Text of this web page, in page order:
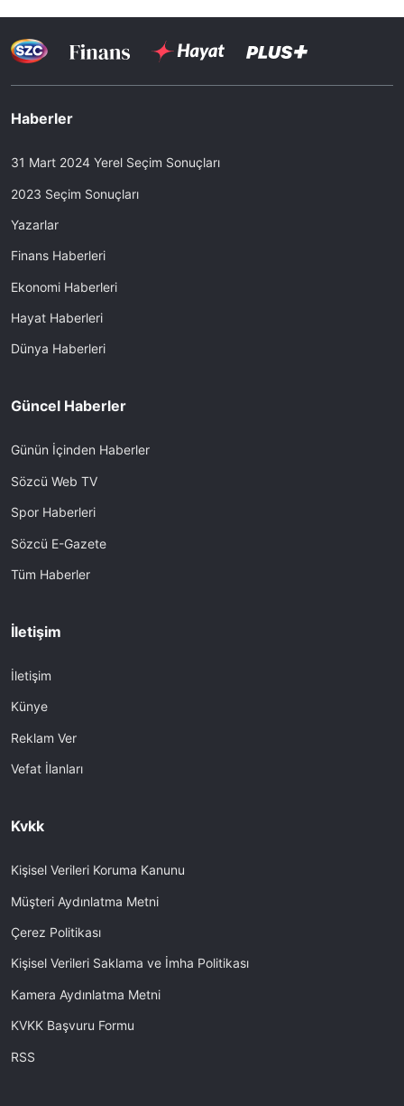
Haberler
31 Mart 2024 Yerel Seçim Sonuçları
2023 Seçim Sonuçları
Yazarlar
Finans Haberleri
Ekonomi Haberleri
Hayat Haberleri
Dünya Haberleri
Güncel Haberler
Günün İçinden Haberler
Sözcü Web TV
Spor Haberleri
Sözcü E-Gazete
Tüm Haberler
İletişim
İletişim
Künye
Reklam Ver
Vefat İlanları
Kvkk
Kişisel Verileri Koruma Kanunu
Müşteri Aydınlatma Metni
Çerez Politikası
Kişisel Verileri Saklama ve İmha Politikası
Kamera Aydınlatma Metni
KVKK Başvuru Formu
RSS